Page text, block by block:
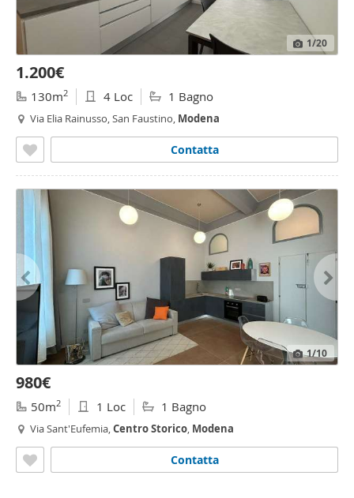
1/20
1.200€
130m2 4 Loc 1 Bagno
Via Elia Rainusso, San Faustino, Modena
Contatta
1/10
980€
50m2 1 Loc 1 Bagno
Via Sant'Eufemia,CentroStorico, Modena
Contatta